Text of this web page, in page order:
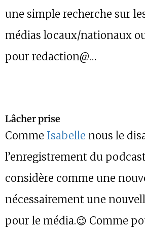
une simple recherche sur
médias locaux/nationaux
pour redaction@…
Lâcher prise
Comme Isabelle nous le
l’enregistrement du
considère comme une
nécessairement une
pour le média.😉 Comme